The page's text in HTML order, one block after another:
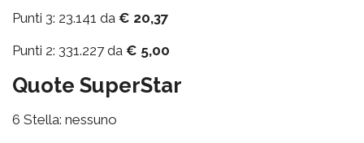
Punti 3: 23.141 da € 20,37
Punti 2: 331.227 da € 5,00
Quote SuperStar
6 Stella: nessuno